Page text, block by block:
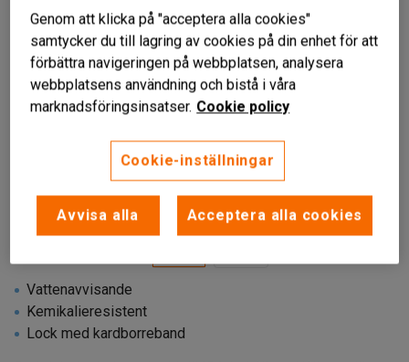
Liknande produkter
Vattenavvisande
Kemikalieresistent
Lock med kardborreband
Genom att klicka på "acceptera alla cookies"
samtycker du till lagring av cookies på din enhet för att
förbättra navigeringen på webbplatsen, analysera
webbplatsens användning och bistå i våra
marknadsföringsinsatser. Cookie policy
Cookie-inställningar
Avvisa alla Acceptera alla cookies